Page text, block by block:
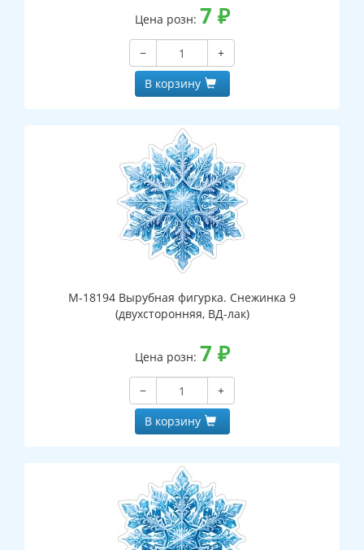
Цена розн: 7 ₽
−
+
В корзину
М-18194 Вырубная фигурка. Снежинка 9
(двухсторонняя, ВД-лак)
Цена розн: 7 ₽
−
+
В корзину